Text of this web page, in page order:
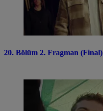
20. Bölüm 2. Fragman (Final)